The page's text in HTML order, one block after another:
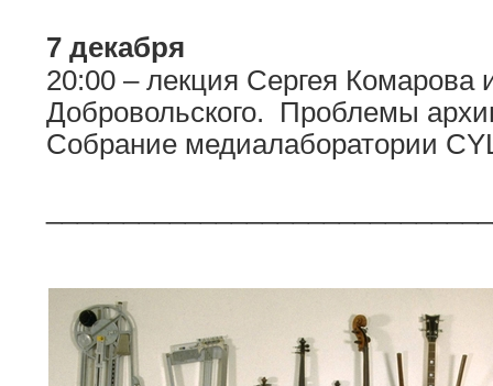
7 декабря
20:00 – лекция Сергея Комарова
Добровольского. Проблемы
Собрание медиалаборатории